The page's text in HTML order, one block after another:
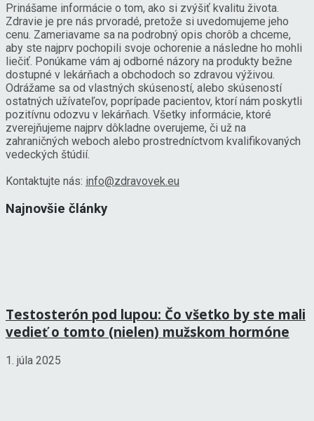
Prinášame informácie o tom, ako si zvýšiť kvalitu života.
Zdravie je pre nás prvoradé, pretože si uvedomujeme jeho
cenu. Zameriavame sa na podrobný opis chorôb a chceme,
aby ste najprv pochopili svoje ochorenie a následne ho mohli
liečiť. Ponúkame vám aj odborné názory na produkty bežne
dostupné v lekárňach a obchodoch so zdravou výživou.
Odrážame sa od vlastných skúseností, alebo skúseností
ostatných užívateľov, poprípade pacientov, ktorí nám poskytli
pozitívnu odozvu v lekárňach. Všetky informácie, ktoré
zverejňujeme najprv dôkladne overujeme, či už na
zahraničných weboch alebo prostredníctvom kvalifikovaných
vedeckých štúdií.
Kontaktujte nás: info@zdravovek.eu
Najnovšie články
Testosterón pod lupou: Čo všetko by ste mali
vedieť o tomto (nielen) mužskom hormóne
1. júla 2025